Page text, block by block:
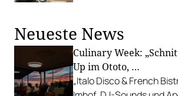
gemeinsamen
dem allgemeinen
Neueste News
Culinary Week:
Up im Ototo, …
„Italo Disco & French